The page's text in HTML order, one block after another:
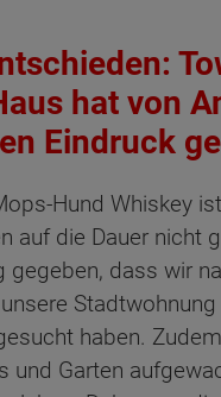
hat von
Eindruck
Hund Whiskey ist
auf die Dauer nicht
gegeben, dass wir
haben.
und Garten